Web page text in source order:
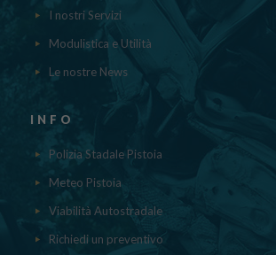
I nostri Servizi
Modulistica e Utilità
Le nostre News
INFO
Polizia Stadale Pistoia
Meteo Pistoia
Viabilità Autostradale
Richiedi un preventivo